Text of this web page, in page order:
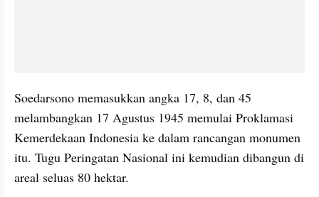
Soedarsono memasukkan angka 17, 8, dan 45
melambangkan 17 Agustus 1945 memulai Proklamasi
Kemerdekaan Indonesia ke dalam rancangan monumen
itu. Tugu Peringatan Nasional ini kemudian dibangun di
areal seluas 80 hektar.